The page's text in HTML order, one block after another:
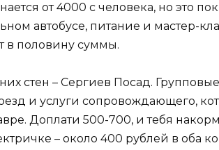
от 4000 с человека, но это
автобусе, питание и мастер-
в половину суммы.
стен – Сергиев Посад.
и услуги сопровождающего,
Доплати 500-700, и тебя
– около 400 рублей в оба